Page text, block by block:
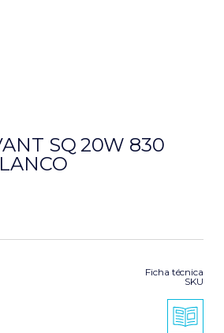
SQ 20W 830
Ficha técnica
SKU